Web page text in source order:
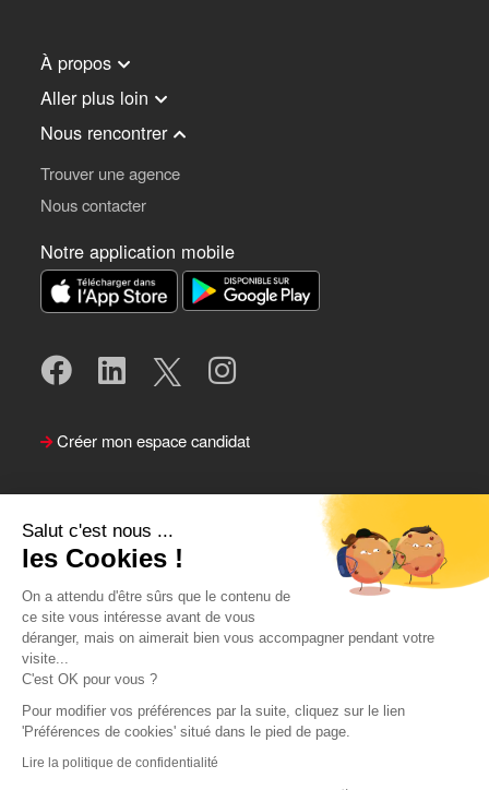
Salut c'est nous ...
les Cookies !
On a attendu d'être sûrs que le contenu de
ce site vous intéresse avant de vous
déranger, mais on aimerait bien vous accompagner pendant votre
visite...
C'est OK pour vous ?
Pour modifier vos préférences par la suite, cliquez sur le lien
'Préférences de cookies' situé dans le pied de page.
Lire la politique de confidentialité
À propos
Aller plus loin
Nous rencontrer
Trouver une agence
Nous contacter
Notre application mobile
Créer mon espace candidat